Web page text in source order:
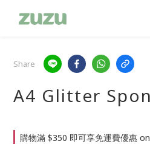
Share
A4 Glitter
購物滿 $350 即可享免運費優惠